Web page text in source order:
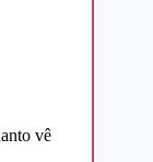
vê